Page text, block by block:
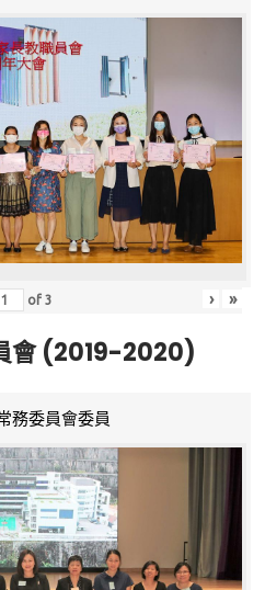
of3 › »
會 (2019-2020)
務委員會委員